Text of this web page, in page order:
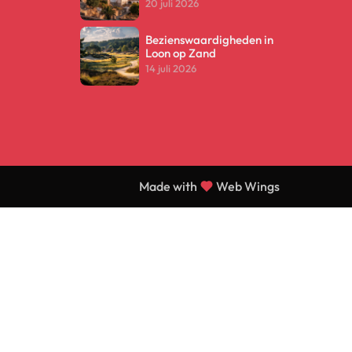
20 juli 2026
Bezienswaardigheden in
Loon op Zand
14 juli 2026
Made with Web Wings